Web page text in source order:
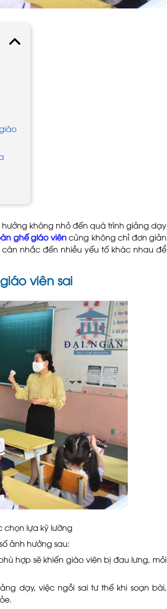
không nhỏ đến quá trình giảng dạy
ghế giáo viêncũng không chỉ đơn giản
nhắc đến nhiều yếu tố khác nhau để
viên sai
chọn lựa kỹ lưỡng
ảnh hưởng sau:
hợp sẽ khiến giáo viên bị đau lưng, mỏi
dạy, việc ngồi sai tư thế khi soạn bài,